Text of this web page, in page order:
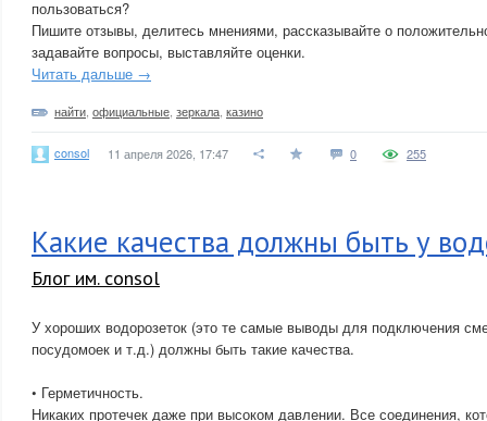
пользоваться?
Пишите отзывы, делитесь мнениями, рассказывайте о
задавайте вопросы, выставляйте оценки.
Читать дальше →
найти официальные зеркала казино
consol 11 апреля 2026, 17:47 0 255
Какие качества должны быть у
Блог им. consol
У хороших водорозеток (это те самые выводы для подключения
посудомоек и т.д.) должны быть такие качества.
• Герметичность.
Никаких протечек даже при высоком давлении. Все соединения,